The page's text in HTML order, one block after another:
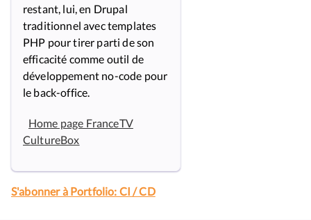
restant, lui, en Drupal
traditionnel avec templates
PHP pour tirer parti de son
efficacité comme outil de
développement no-code pour
le back-office.
Home page FranceTV
CultureBox
S'abonner à Portfolio: CI / CD